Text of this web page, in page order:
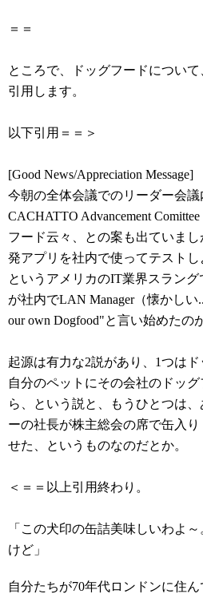
＝＝
ところで、ドッグフードについ
引用します。
以下引用＝＝＞
[Good News/Appreciation Message]
今朝の全体会議でのリーダー会
CACHATTO Advancement
フード云々、との案も出ていま
発アプリを社内で使ってテストし
というアメリカのIT業界スラング
が社内でLAN Manager（懐かし
our own Dogfood"と言い始めたの
起源は有力な2説があり、1つは
自分のペットにその会社のドッ
ら、という説と、もうひとつは
ーの社長が株主総会の席で缶入
せた、というものなのだとか。
＜＝＝以上引用終わり。
「この犬印の缶詰美味しいわよ
けど」
自分たちが70年代ロンドンに住